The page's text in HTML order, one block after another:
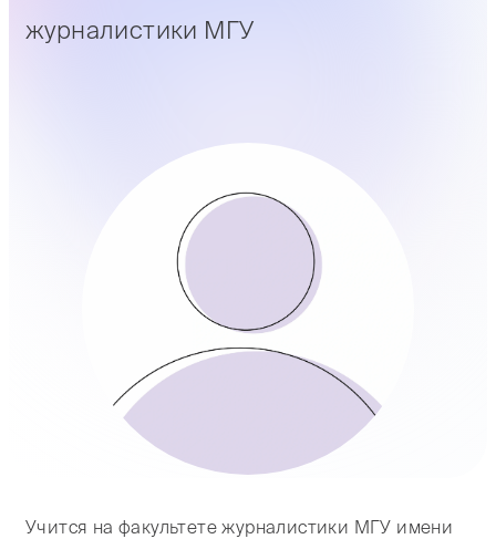
журналистики МГУ
Учится на факультете журналистики МГУ имени